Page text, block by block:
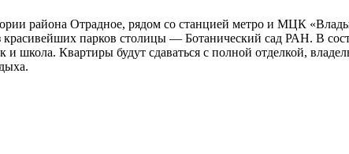
района Отрадное, рядом со станцией метро и МЦК
парков столицы — Ботанический сад РАН. В
школа. Квартиры будут сдаваться с полной отделкой,